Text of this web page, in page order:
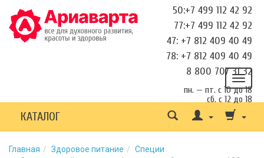
50:+7 499 112 42 92
77:+7 499 112 42 92
47: +7 812 409 40 49
78: +7 812 409 40 49
8 800 707 31 32
пн. — пт. с 10 до 18
сб. с 12 до 18
КАТАЛОГ
Главная Здоровое питание
Специи